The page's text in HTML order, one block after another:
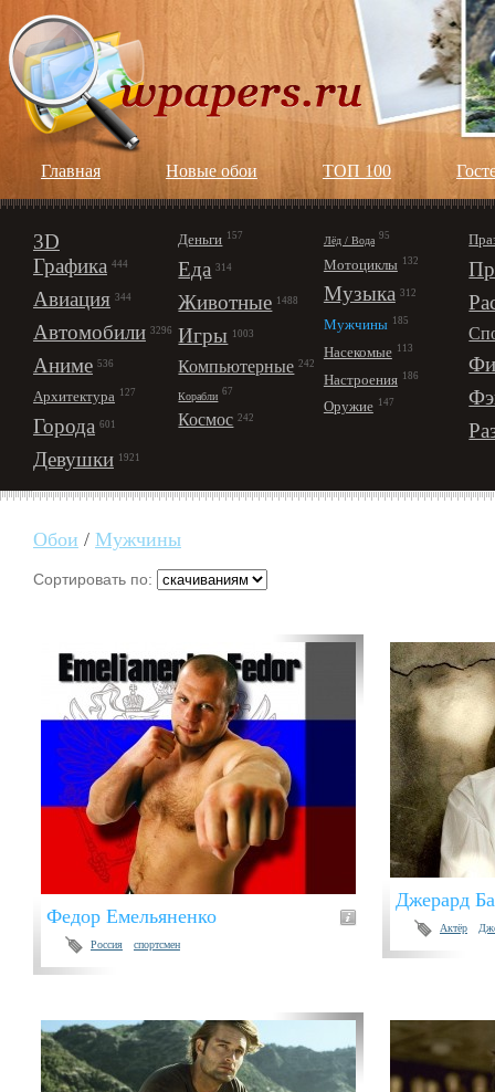
Главная Новые обои ТОП 100
3D
Графика 444
Авиация 344
Автомобили 3296
Аниме 536
Архитектура 127
Города 601
Девушки 1921
Деньги 157
Еда 314
Животные 1488
Игры 1003
Компьютерные 242
Корабли 67
Космос 242
Лёд / Вода 95
Мотоциклы 132
Музыка 312
Мужчины 185
Насекомые 113
Настроения 186
Оружие 147
Обои / Мужчины
Сортировать по:
Федор Емельяненко
Россия спортсмен
Джерард
Актёр